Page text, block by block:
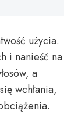
użycia.
i nanieść na
a
wchłania,